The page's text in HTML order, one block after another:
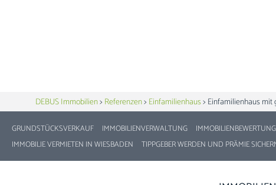
DEBUS Immobilien> Referenzen> Einfamilienhaus> Einfamilienhaus mit
GRUNDSTÜCKSVERKAUF IMMOBILIENVERWALTUNG
IMMOBILIE VERMIETEN IN WIESBADEN
TIPPGEBER WERDEN UND PRÄMIE